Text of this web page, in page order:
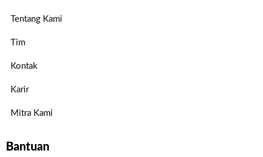
Tentang Kami
Tim
Kontak
Karir
Mitra Kami
Bantuan